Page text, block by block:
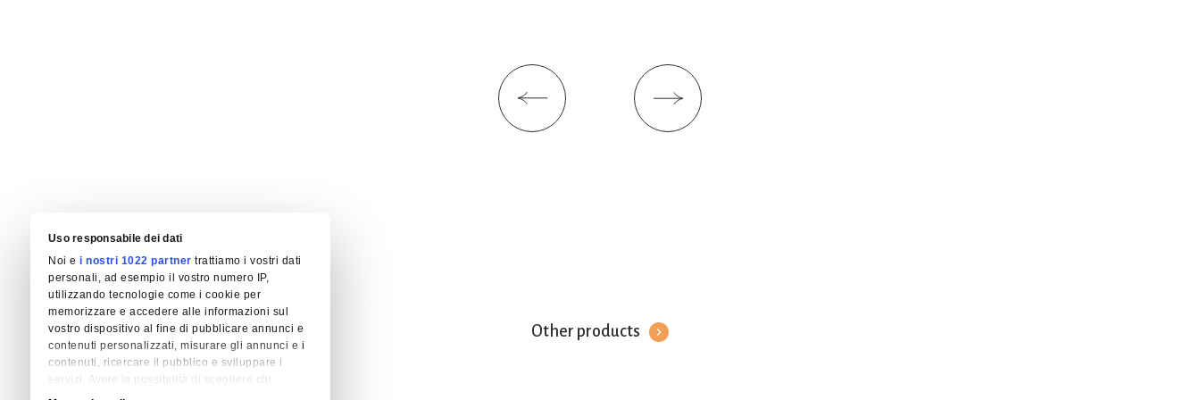
Uso responsabile dei dati
Noi ei nostri 1022 partner trattiamo i vostri dati
personali, ad esempio il vostro numero IP,
utilizzando tecnologie come i cookie per
memorizzare e accedere alle informazioni sul
vostro dispositivo al fine di pubblicare annunci e
contenuti personalizzati, misurare gli annunci e i
contenuti, ricercare il pubblico e sviluppare i
servizi. Avete la possibilità di scegliere chi
utilizza i vostri dati e per quali scopi. Le vostre
Other products